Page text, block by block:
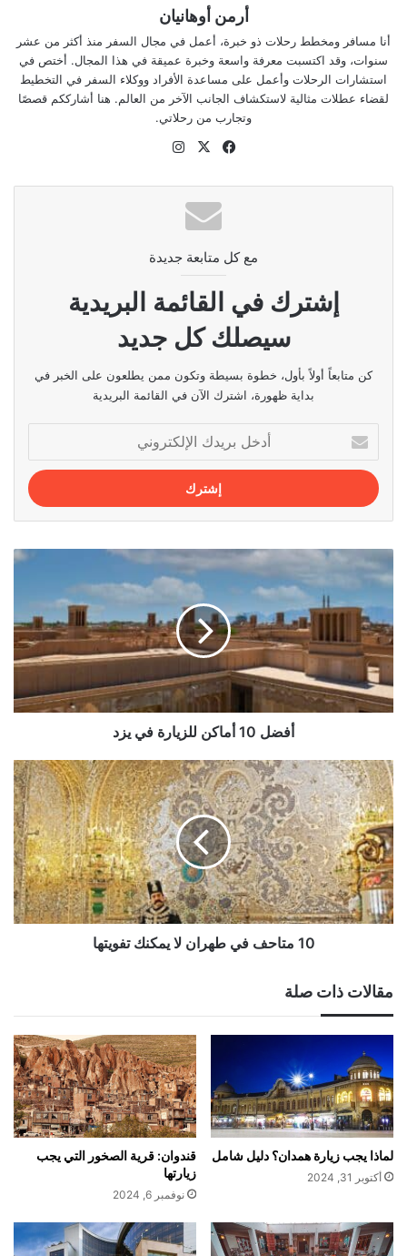
أرمن أوهانيان
أنا مسافر ومخطط رحلات ذو خبرة، أعمل في مجال السفر منذ أكثر من عشر
سنوات، وقد اكتسبت معرفة واسعة وخبرة عميقة في هذا المجال. أختص في
استشارات الرحلات وأعمل على مساعدة الأفراد ووكلاء السفر في التخطيط
لقضاء عطلات مثالية لاستكشاف الجانب الآخر من العالم. هنا أشارككم قصصًا
وتجارب من رحلاتي.
فيسبوك
‫X
مع كل متابعة جديدة
إشترك في القائمة البريدية
سيصلك كل جديد
كن متابعاً أولاً بأول، خطوة بسيطة وتكون ممن يطلعون على الخبر في
بداية ظهورة، اشترك الآن في القائمة البريدية
بريدك
الإلكتروني
أفضل
10
للزيارة
في
يزد
أفضل 10 أماكن للزيارة في يزد
10
متاحف
في
طهران
لا
يمكنك
تفويتها
10 متاحف في طهران لا يمكنك تفويتها
مقالات ذات صلة
لماذا يجب زيارة همدان؟ دليل شامل
أكتوبر 31, 2024
قندوان: قرية الصخور التي يجب
زيارتها
نوفمبر 6, 2024